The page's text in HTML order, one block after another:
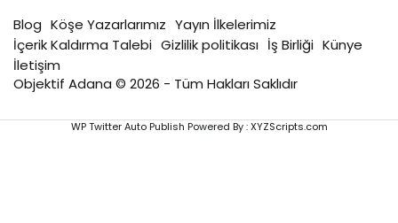
Blog Köşe Yazarlarımız Yayın İlkelerimiz
İçerik Kaldırma Talebi Gizlilik politikası İş Birliği Künye
İletişim
Objektif Adana © 2026 - Tüm Hakları Saklıdır
WP Twitter Auto Publish Powered By :XYZScripts.com